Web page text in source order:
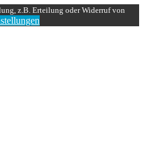
z.B. Erteilung oder Widerruf von